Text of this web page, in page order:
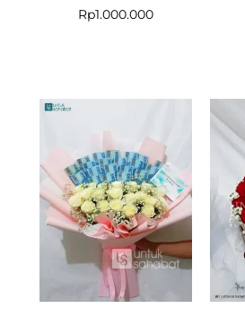
Rp1.000.000